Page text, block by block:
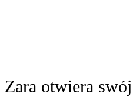
Zara otwiera